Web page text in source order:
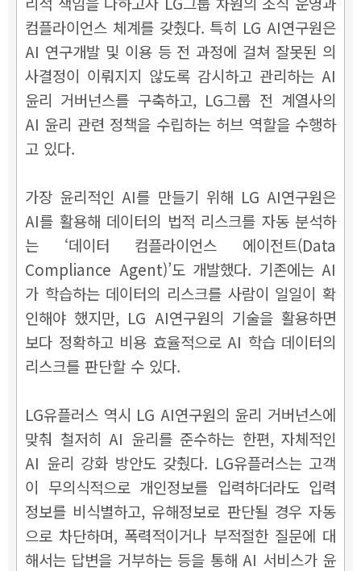
컴플라이언스 체계를 갖췄다. 특히 LG AI연구원은
AI 연구개발 및 이용 등 전 과정에 걸쳐 잘못된 의
사결정이 이뤄지지 않도록 감시하고 관리하는 AI
윤리 거버넌스를 구축하고, LG그룹 전 계열사의
AI 윤리 관련 정책을 수립하는 허브 역할을 수행하
고 있다.
가장 윤리적인 AI를 만들기 위해 LG AI연구원은
AI를 활용해 데이터의 법적 리스크를 자동 분석하
는 ‘데이터 컴플라이언스 에이전트(Data
Compliance Agent)’도 개발했다. 기존에는 AI
가 학습하는 데이터의 리스크를 사람이 일일이 확
인해야 했지만, LG AI연구원의 기술을 활용하면
보다 정확하고 비용 효율적으로 AI 학습 데이터의
리스크를 판단할 수 있다.
LG유플러스 역시 LG AI연구원의 윤리 거버넌스에
맞춰 철저히 AI 윤리를 준수하는 한편, 자체적인
AI 윤리 강화 방안도 갖췄다. LG유플러스는 고객
이 무의식적으로 개인정보를 입력하더라도 입력
정보를 비식별하고, 유해정보로 판단될 경우 자동
으로 차단하며, 폭력적이거나 부적절한 질문에 대
해서는 답변을 거부하는 등을 통해 AI 서비스가 윤